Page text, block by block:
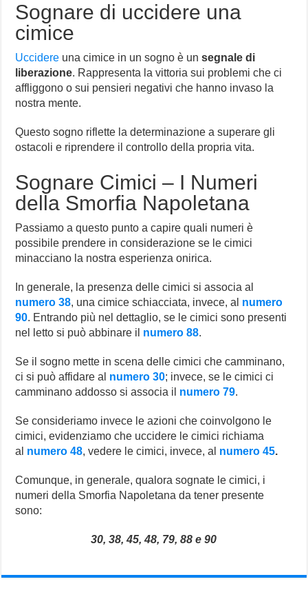
Sognare di uccidere una
cimice
Uccidere una cimice in un sogno è unsegnale di
liberazione. Rappresenta la vittoria sui problemi che ci
affliggono o sui pensieri negativi che hanno invaso la
nostra mente.
Questo sogno riflette la determinazione a superare gli
ostacoli e riprendere il controllo della propria vita.
Sognare Cimici – I Numeri
della Smorfia Napoletana
Passiamo a questo punto a capire quali numeri è
possibile prendere in considerazione se le cimici
minacciano la nostra esperienza onirica.
In generale, la presenza delle cimici si associa al
numero 38, una cimice schiacciata, invece, al numero
90. Entrando più nel dettaglio, se le cimici sono presenti
nel letto si può abbinare il numero 88.
Se il sogno mette in scena delle cimici che camminano,
ci si può affidare al numero 30; invece, se le cimici ci
camminano addosso si associa il numero 79.
Se consideriamo invece le azioni che coinvolgono le
cimici, evidenziamo che uccidere le cimici richiama
al numero 48, vedere le cimici, invece, al numero 45.
Comunque, in generale, qualora sognate le cimici, i
numeri della Smorfia Napoletana da tener presente
sono:
30, 38, 45, 48, 79, 88 e 90